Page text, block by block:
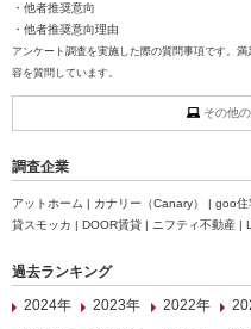
・他者推奨意向
・他者推奨意向理由
アンケート調査を実施した際の質問事項です。
容を質問しています。
その他の
調査企業
アットホーム | カナリー（Canary） | goo
貸スモッカ | DOOR賃貸 | ニフティ不動産 |
過去ランキング
2024年
2023年 2022年